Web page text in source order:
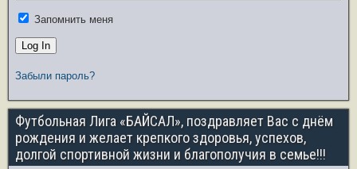
Запомнить меня
Забыли пароль?
Футбольная Лига «БАЙСАЛ», поздравляет Вас с днём
рождения и желает крепкого здоровья, успехов,
долгой спортивной жизни и благополучия в семье!!!